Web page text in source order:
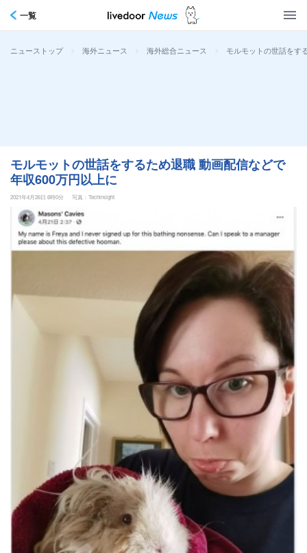
一覧
ニューストップ > 海外ニュース > 海外総合ニュース > モルモットの世話をす
モルモットの世話をするため退職 動画配信などで
年収600万円以上に
2021年4月26日 6時0分 写真：Techinsight